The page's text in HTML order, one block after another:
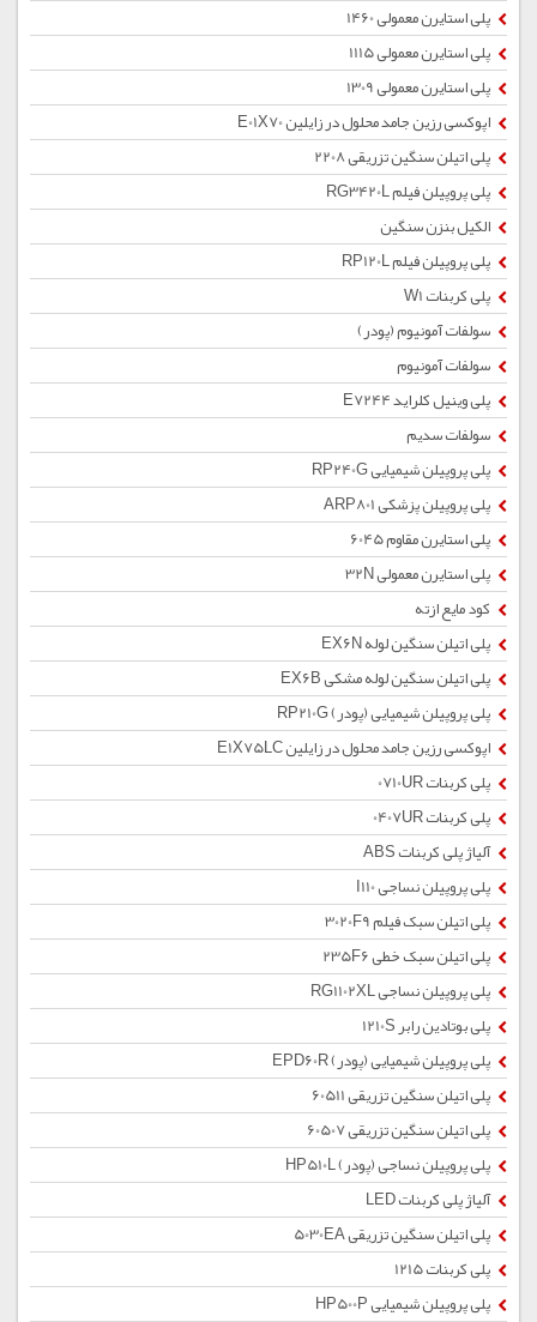
پلی استایرن معمولی 1460
پلی استایرن معمولی 1115
پلی استایرن معمولی 1309
اپوکسی رزین جامد محلول در زایلین E01X70
پلی اتیلن سنگین تزریقی 2208
پلی پروپیلن فیلم RG3420L
الکیل بنزن سنگین
پلی پروپیلن فیلم RP120L
پلی کربنات W1
سولفات آمونیوم (پودر)
سولفات آمونیوم
پلی وینیل کلراید E7244
سولفات سدیم
پلی پروپیلن شیمیایی RP240G
پلی پروپیلن پزشکی ARP801
پلی استایرن مقاوم 6045
پلی استایرن معمولی 32N
کود مایع ازته
پلی اتیلن سنگین لوله EX6N
پلی اتیلن سنگین لوله مشکی EX6B
پلی پروپیلن شیمیایی (پودر) RP210G
اپوکسی رزین جامد محلول در زایلین E1X75LC
پلی کربنات 0710UR
پلی کربنات 0407UR
آلیاژ پلی کربنات ABS
پلی پروپیلن نساجی I110
پلی اتیلن سبک فیلم 3020F9
پلی اتیلن سبک خطی 235F6
پلی پروپیلن نساجی RG1102XL
پلی بوتادین رابر 1210S
پلی پروپیلن شیمیایی (پودر) EPD60R
پلی اتیلن سنگین تزریقی 60511
پلی اتیلن سنگین تزریقی 60507
پلی پروپیلن نساجی (پودر) HP510L
آلیاژ پلی کربنات LED
پلی اتیلن سنگین تزریقی 5030EA
پلی کربنات 1215
پلی پروپیلن شیمیایی HP500P